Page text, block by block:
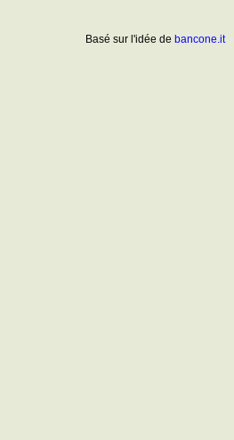
Basé sur l'idée de bancone.it